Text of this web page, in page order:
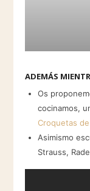
ADEMÁS
Os
cocinamos,
Croquetas
Asimismo
Strauss,